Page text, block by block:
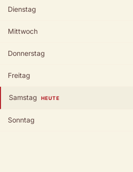
Dienstag
Mittwoch
Donnerstag
Freitag
Samstag HEUTE
Sonntag